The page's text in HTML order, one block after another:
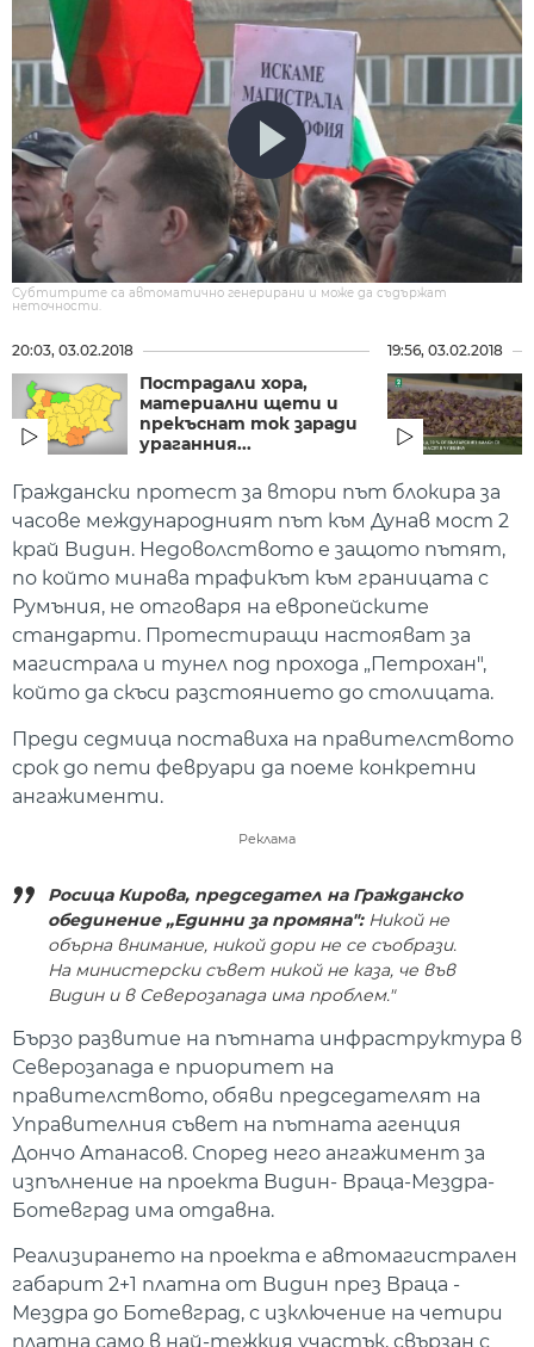
Субтитрите са автоматично генерирани и може да съдържат
неточности.
20:03, 03.02.2018
Пострадали хора,
материални щети и
прекъснат ток заради
ураганния...
19:56, 03.02.2018
Граждански протест за втори път блокира за
часове международният път към Дунав мост 2
край Видин. Недоволството е защото пътят,
по който минава трафикът към границата с
Румъния, не отговаря на европейските
стандарти. Протестиращи настояват за
магистрала и тунел под прохода „Петрохан",
който да скъси разстоянието до столицата.
Преди седмица поставиха на правителството
срок до пети февруари да поеме конкретни
ангажименти.
Реклама
Росица Кирова, председател на Гражданско
обединение „Единни за промяна": Никой не
обърна внимание, никой дори не се съобрази.
На министерски съвет никой не каза, че във
Видин и в Северозапада има проблем."
Бързо развитие на пътната инфраструктура в
Северозапада е приоритет на
правителството, обяви председателят на
Управителния съвет на пътната агенция
Дончо Атанасов. Според него ангажимент за
изпълнение на проекта Видин- Враца-Мездра-
Ботевград има отдавна.
Реализирането на проекта е автомагистрален
габарит 2+1 платна от Видин през Враца -
Мездра до Ботевград, с изключение на четири
платна само в най-тежкия участък, свързан с